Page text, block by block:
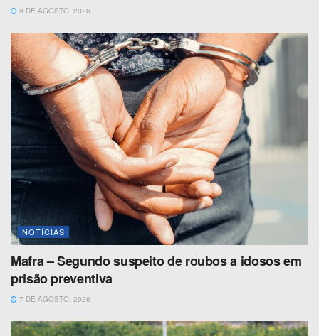
9 DE AGOSTO, 2026
NOTÍCIAS
Mafra – Segundo suspeito de roubos a idosos em
prisão preventiva
7 DE AGOSTO, 2026